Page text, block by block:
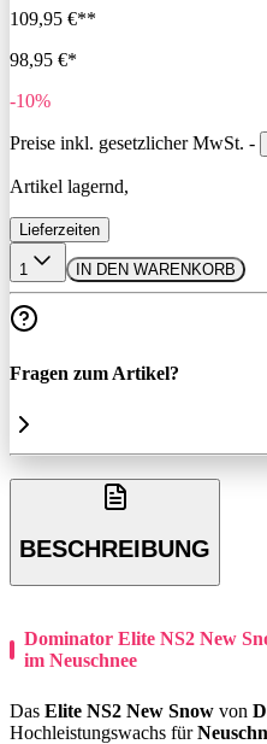
109,95 €**
98,95 €*
-10%
Preise inkl. gesetzlicher MwSt. -
Artikel lagernd,
Lieferzeiten
1 IN DEN WARENKORB
Fragen zum Artikel?
BESCHREIBUNG
Dominator Elite NS2 New
im Neuschnee
Das Elite NS2 New Snow von
Hochleistungswachs für